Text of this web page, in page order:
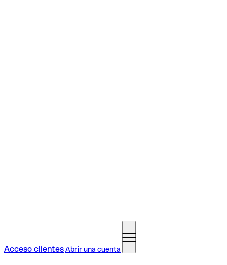
Acceso clientesAbrir una cuenta